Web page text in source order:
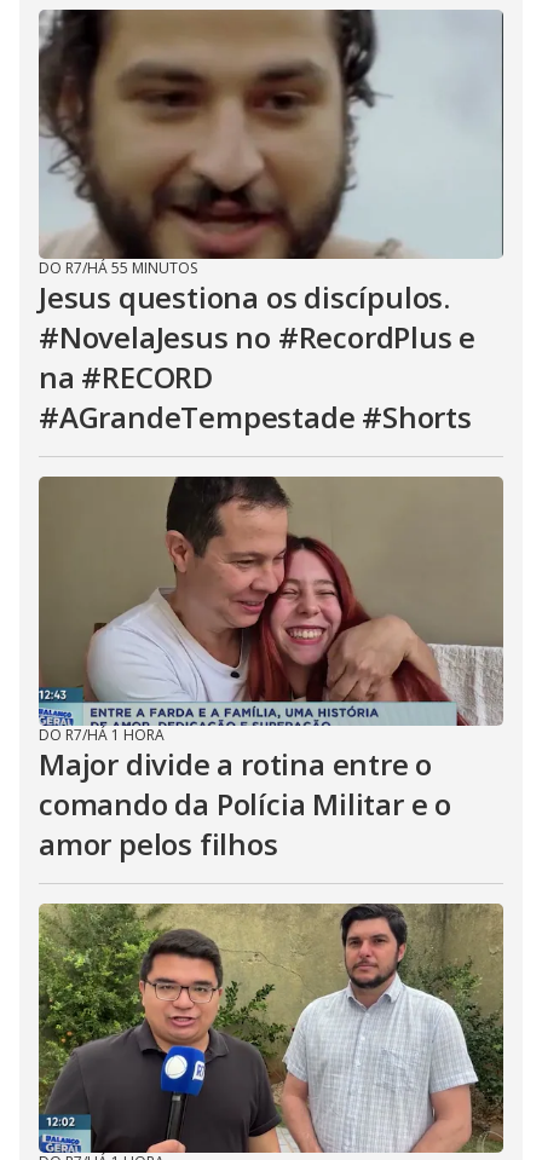
DO R7/HÁ 55 MINUTOS
Jesus questiona os discípulos.
#NovelaJesus no #RecordPlus e
na #RECORD
#AGrandeTempestade #Shorts
DO R7/HÁ 1 HORA
Major divide a rotina entre o
comando da Polícia Militar e o
amor pelos filhos